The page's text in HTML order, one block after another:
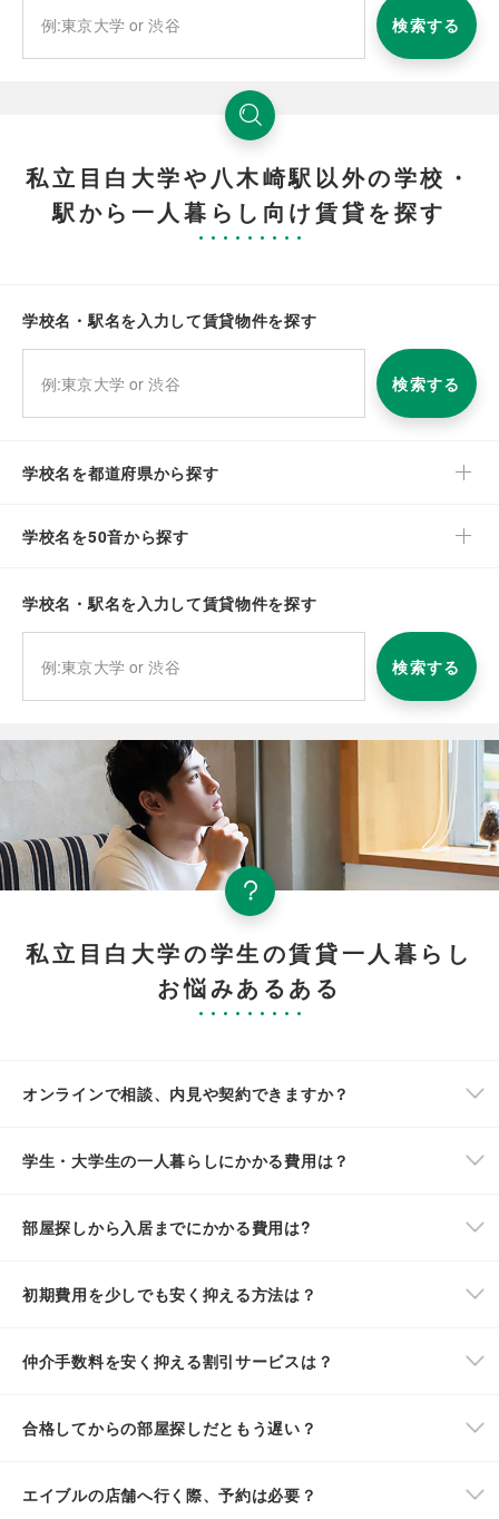
検索する
私立目白大学や八木崎駅以外の学校・
駅から一人暮らし向け賃貸を探す
学校名・駅名を入力して賃貸物件を探す
検索する
学校名を都道府県から探す
学校名を50音から探す
学校名・駅名を入力して賃貸物件を探す
検索する
私立目白大学の学生の賃貸一人暮らし
お悩みあるある
オンラインで相談、内見や契約できますか？
学生・大学生の一人暮らしにかかる費用は？
部屋探しから入居までにかかる費用は?
初期費用を少しでも安く抑える方法は？
仲介手数料を安く抑える割引サービスは？
合格してからの部屋探しだともう遅い？
エイブルの店舗へ行く際、予約は必要？